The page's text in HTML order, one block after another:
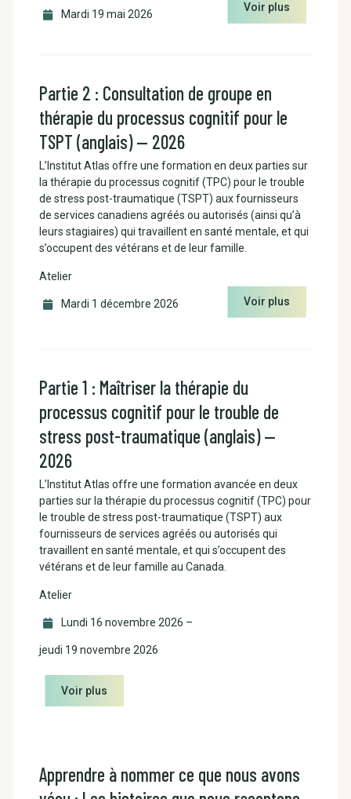
Mardi 19 mai 2026
Voir plus
Partie 2 : Consultation de groupe en
thérapie du processus cognitif pour le
TSPT (anglais) — 2026
L’Institut Atlas offre une formation en deux parties sur
la thérapie du processus cognitif (TPC) pour le trouble
de stress post-traumatique (TSPT) aux fournisseurs
de services canadiens agréés ou autorisés (ainsi qu’à
leurs stagiaires) qui travaillent en santé mentale, et qui
s’occupent des vétérans et de leur famille.
Atelier
Mardi 1 décembre 2026 Voir plus
Partie 1 : Maîtriser la thérapie du
processus cognitif pour le trouble de
stress post-traumatique (anglais) —
2026
L’Institut Atlas offre une formation avancée en deux
parties sur la thérapie du processus cognitif (TPC) pour
le trouble de stress post-traumatique (TSPT) aux
fournisseurs de services agréés ou autorisés qui
travaillent en santé mentale, et qui s’occupent des
vétérans et de leur famille au Canada.
Atelier
Lundi 16 novembre 2026 –
jeudi 19 novembre 2026
Voir plus
Apprendre à nommer ce que nous avons